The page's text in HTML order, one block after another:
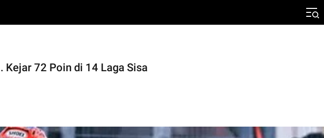
72 Poin di 14 Laga Sisa